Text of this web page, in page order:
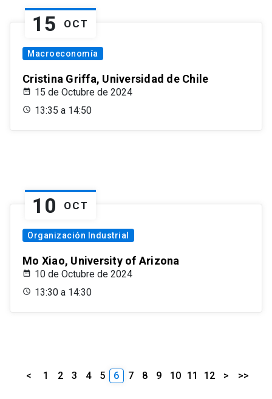
15 OCT
Macroeconomía
Cristina Griffa, Universidad de Chile
15 de Octubre de 2024
13:35 a 14:50
10 OCT
Organización Industrial
Mo Xiao, University of Arizona
10 de Octubre de 2024
13:30 a 14:30
< 1 2 3 4 5 6 7 8 9 10 11 12 > >>